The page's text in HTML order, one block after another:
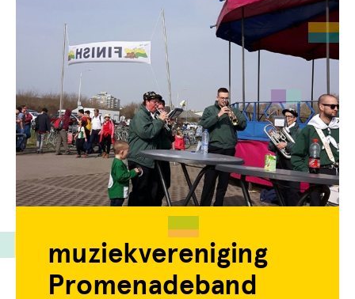
muziekvereniging
Promenadeband